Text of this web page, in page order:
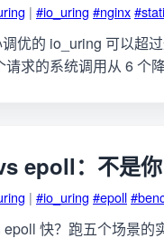
| #io_uring #nginx
优的 io_uring 可以超
求的系统调用从 6 个
epoll：不是
| #io_uring #epoll
快？跑五个场景的